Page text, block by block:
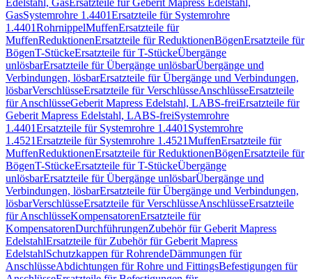
Edelstahl, GasErsatzteile für Geberit Mapress Edelstahl,
GasSystemrohre 1.4401Ersatzteile für Systemrohre
1.4401RohrnippelMuffenErsatzteile für
MuffenReduktionenErsatzteile für ReduktionenBögenErsatzteile für
BögenT-StückeErsatzteile für T-StückeÜbergänge
unlösbarErsatzteile für Übergänge unlösbarÜbergänge und
Verbindungen, lösbarErsatzteile für Übergänge und Verbindungen,
lösbarVerschlüsseErsatzteile für VerschlüsseAnschlüsseErsatzteile
für AnschlüsseGeberit Mapress Edelstahl, LABS-freiErsatzteile für
Geberit Mapress Edelstahl, LABS-freiSystemrohre
1.4401Ersatzteile für Systemrohre 1.4401 Systemrohre
1.4521Ersatzteile für Systemrohre 1.4521MuffenErsatzteile für
MuffenReduktionenErsatzteile für ReduktionenBögenErsatzteile für
BögenT-StückeErsatzteile für T-StückeÜbergänge
unlösbarErsatzteile für Übergänge unlösbarÜbergänge und
Verbindungen, lösbarErsatzteile für Übergänge und Verbindungen,
lösbarVerschlüsseErsatzteile für VerschlüsseAnschlüsseErsatzteile
für AnschlüsseKompensatorenErsatzteile für
KompensatorenDurchführungenZubehör für Geberit Mapress
EdelstahlErsatzteile für Zubehör für Geberit Mapress
EdelstahlSchutzkappen für RohrendeDämmungen für
AnschlüsseAbdichtungen für Rohre und FittingsBefestigungen für